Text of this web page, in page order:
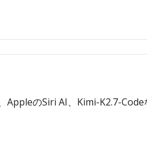
のSiri AI、Kimi-K2.7-